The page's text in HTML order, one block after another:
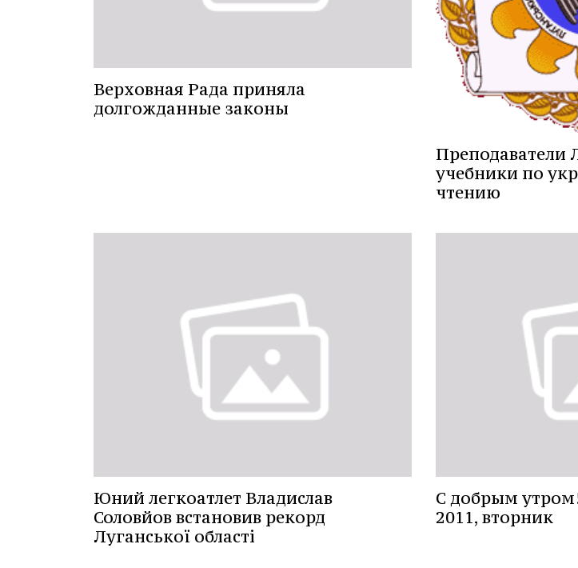
Верховная Рада приняла
долгожданные законы
Преподаватели
учебники по
чтению
Юний легкоатлет Владислав
Соловйов встановив рекорд
Луганської області
C добрым
2011, вторник